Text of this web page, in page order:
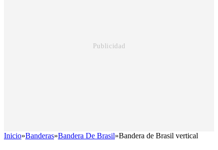
Inicio»Banderas»Bandera De Brasil»Bandera de Brasil vertical